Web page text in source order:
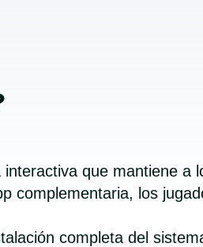
que mantiene
complementaria, los
completa del